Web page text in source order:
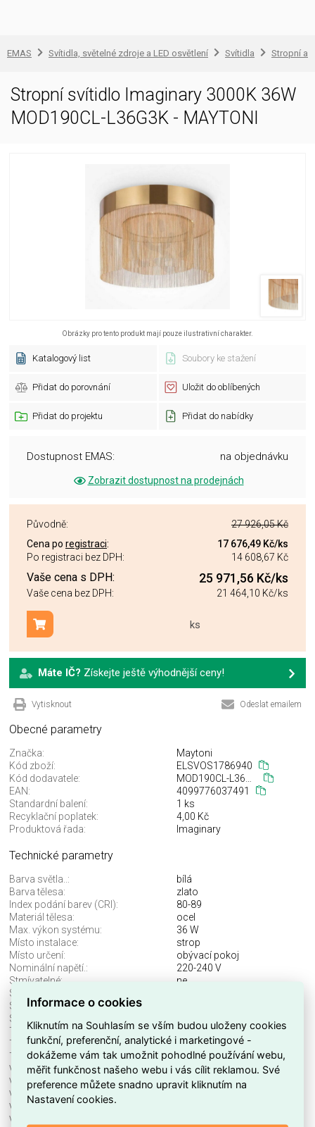
EMAS Svítidla, světelné zdroje a LED osvětlení Svítidla Stropní a
Stropní svítidlo Imaginary 3000K 36W
MOD190CL-L36G3K - MAYTONI
Obrázky pro tento produkt mají pouze ilustrativní charakter.
Katalogový list Soubory ke stažení
Přidat do porovnání Uložit do oblíbených
Přidat do projektu Přidat do nabídky
Dostupnost EMAS: na objednávku
Zobrazit dostupnost na prodejnách
Původně:
27 926,05 Kč
Cena po registraci: 17 676,49 Kč/ks
Po registraci bez DPH:
14 608,67 Kč
Vaše cena s DPH: 25 971,56 Kč/ks
Vaše cena bez DPH: 21 464,10 Kč/ks
ks
Přidat do košíku
Máte IČ? Získejte ještě výhodnější ceny!
Vytisknout Odeslat emailem
Obecné parametry
Značka:
Maytoni
Kód zboží:
ELSVOS1786940
Kód dodavatele:
MOD190CL-L36G3K
EAN:
4099776037491
Standardní balení:
1 ks
Recyklační poplatek:
4,00 Kč
Produktová řada:
Imaginary
Technické parametry
Barva světla..:
bílá
Barva tělesa:
zlato
Index podání barev (CRI):
80-89
Materiál tělesa:
ocel
Max. výkon systému:
36 W
Místo instalace:
strop
Místo určení:
obývací pokoj
Nominální napětí.:
220-240 V
Stmívatelné:
ne
Stupeň krytí (IP), přední:
Světelný tok:
Světelný zdroj:
LED neměnitelný
Teplota barvy.:
3000 K
Třída ochrany:
Typ produktu:
lustr
Včetně svět. zdroje:
ano
Vhodné pro počet svět. zdrojů:
1
Vhodné pro výkon světel. zdroje:
Vnější průměr:
Výška/hloubka:
Informace o cookies
Kliknutím na Souhlasím se vším budou uloženy cookies
funkční, preferenční, analytické i marketingové -
dokážeme vám tak umožnit pohodlné používání webu,
měřit funkčnost našeho webu i vás cílit reklamou. Své
preference můžete snadno upravit kliknutím na
Nastavení cookies.